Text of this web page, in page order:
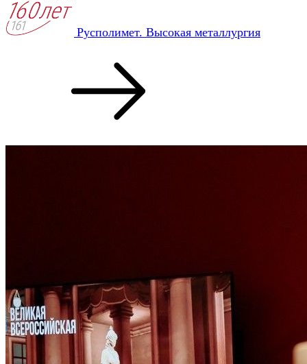
Русполимет. Высокая металлургия